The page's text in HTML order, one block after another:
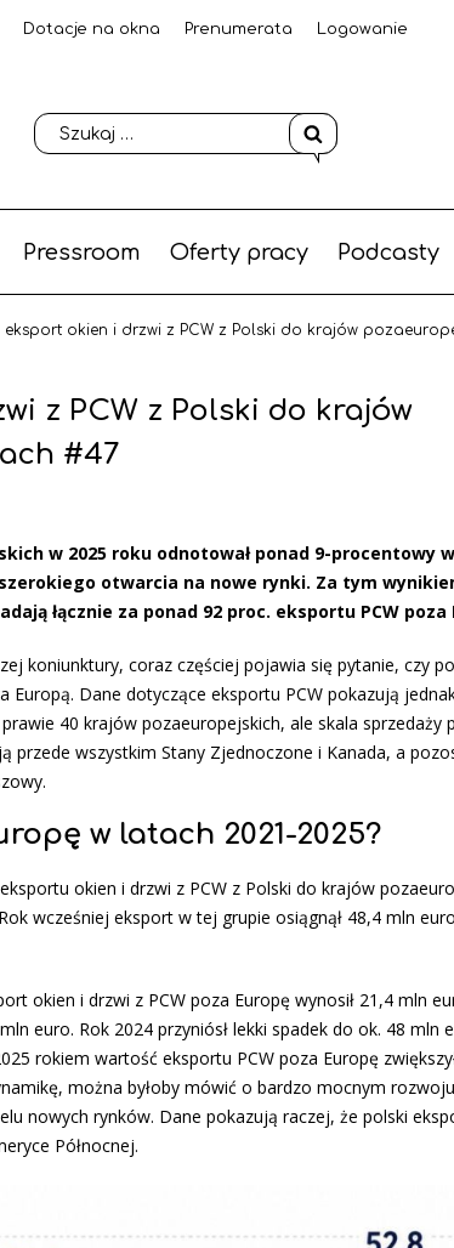
Dotacje na okna Prenumerata Logowanie
Pressroom Oferty pracy Podcasty
okien i drzwi z PCW z Polski do krajów
z PCW z Polski do krajów
#47
w 2025 roku odnotował ponad 9-procentowy
otwarcia na nowe rynki. Za tym
łącznie za ponad 92 proc. eksportu PCW poza
koniunktury, coraz częściej pojawia się pytanie, czy
Dane dotyczące eksportu PCW pokazują
40 krajów pozaeuropejskich, ale skala sprzedaży
wszystkim Stany Zjednoczone i Kanada, a
w latach 2021-2025?
okien i drzwi z PCW z Polski do krajów
wcześniej eksport w tej grupie osiągnął 48,4 mln
okien i drzwi z PCW poza Europę wynosił 21,4 mln
euro. Rok 2024 przyniósł lekki spadek do ok. 48 mln
rokiem wartość eksportu PCW poza Europę
można byłoby mówić o bardzo mocnym
nowych rynków. Dane pokazują raczej, że polski
Północnej.